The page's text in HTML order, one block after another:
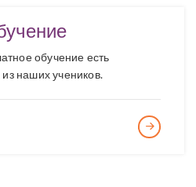
обучение есть
наших учеников.